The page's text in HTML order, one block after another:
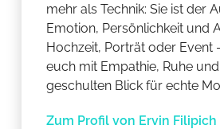
mehr als Technik: Sie ist der
Emotion, Persönlichkeit und
Hochzeit, Porträt oder Event
euch mit Empathie, Ruhe
geschulten Blick für echte
Zum Profil von Ervin Filipich